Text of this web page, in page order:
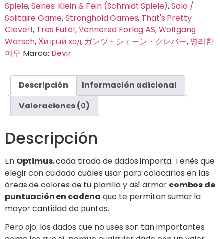
Spiele,Series: Klein & Fein (Schmidt Spiele),Solo /
Solitaire Game,Stronghold Games, That's Pretty
Clever!, Très Futé!,Vennerød Forlag AS,Wolfgang
Warsch,Хитрый ход, ガンツ・シェーン・クレバー, 영리한
여우 Marca: Devir
Descripción
Información adicional
Valoraciones (0)
Descripción
En Optimus, cada tirada de dados importa. Tenés que
elegir con cuidado cuáles usar para colocarlos en las
áreas de colores de tu planilla y así armar combos de
puntuación en cadena que te permitan sumar la
mayor cantidad de puntos.
Pero ojo: los dados que no uses son tan importantes